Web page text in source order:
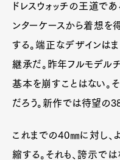
ドレスウォッチの王道で
ンターケースから着想を
する。端正なデザインはま
継承だ。昨年フルモデル
基本を崩すことはない。
だろう。新作では待望の
これまでの40㎜に対し、
縮する。それも、誇示で